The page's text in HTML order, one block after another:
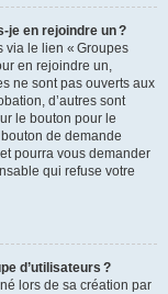
je en rejoindre un ?
via le lien « Groupes
en rejoindre un,
ne sont pas ouverts aux
d’autres sont
le bouton pour le
de demande
pourra vous demander
qui refuse votre
d’utilisateurs ?
lors de sa création par